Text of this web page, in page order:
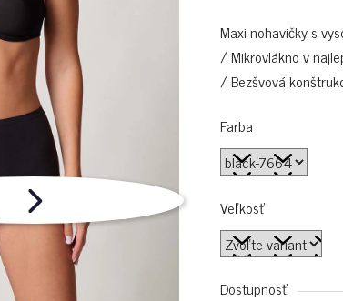
Maxi nohavičky s
/ Mikrovlákno v
/ Bezšvová
Farba
Veľkosť
Dostupnosť